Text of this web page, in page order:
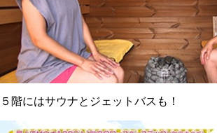
５階にはサウナとジェットバスも！